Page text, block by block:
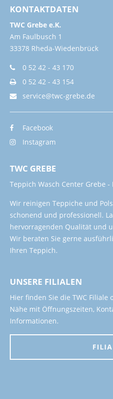
KONTAKTDATEN
TWC Grebe e.K.
Am Faulbusch 1
33378 Rheda-Wiedenbrück
0 52 42 - 43 170
0 52 42 - 43 154
service@twc-grebe.de
Facebook
Instagram
TWC GREBE
Teppich Wasch Center Grebe
Wir reinigen Teppiche und
schonend und professionell.
hervorragenden Qualität und
Wir beraten Sie gerne
Ihren Teppich.
UNSERE FILIALEN
Hier finden Sie die TWC
Nähe mit Öffnungszeiten,
Informationen.